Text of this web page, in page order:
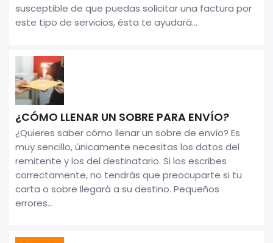
susceptible de que puedas solicitar una factura por
este tipo de servicios, ésta te ayudará...
¿CÓMO LLENAR UN SOBRE PARA ENVÍO?
¿Quieres saber cómo llenar un sobre de envío? Es
muy sencillo, únicamente necesitas los datos del
remitente y los del destinatario. Si los escribes
correctamente, no tendrás que preocuparte si tu
carta o sobre llegará a su destino. Pequeños
errores...